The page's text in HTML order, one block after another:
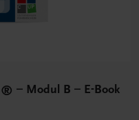
– Modul B – E-Book